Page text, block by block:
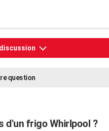
question
d'un frigo Whirlpool ?